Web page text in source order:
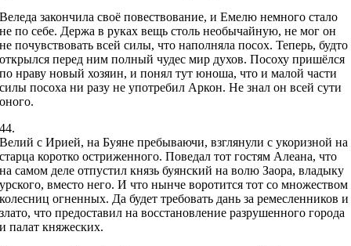
Веледа закончила своё повествование, и Емелю немного стало
не по себе. Держа в руках вещь столь необычайную, не мог он
не почувствовать всей силы, что наполняла посох. Теперь, будто
открылся перед ним полный чудес мир духов. Посоху пришёлся
по нраву новый хозяин, и понял тут юноша, что и малой части
силы посоха ни разу не употребил Аркон. Не знал он всей сути
оного.
44.
Велий с Ирией, на Буяне пребываючи, взглянули с укоризной на
старца коротко остриженного. Поведал тот гостям Алеана, что
на самом деле отпустил князь буянский на волю Заора, владыку
урского, вместо него. И что нынче воротится тот со множеством
колесниц огненных. Да будет требовать дань за ремесленников и
злато, что предоставил на восстановление разрушенного города
и палат княжеских.